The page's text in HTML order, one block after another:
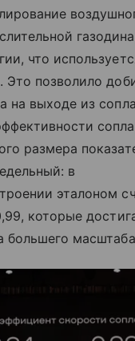
что
Это позволило
на выходе из
размера
в
эталоном
которые
большего